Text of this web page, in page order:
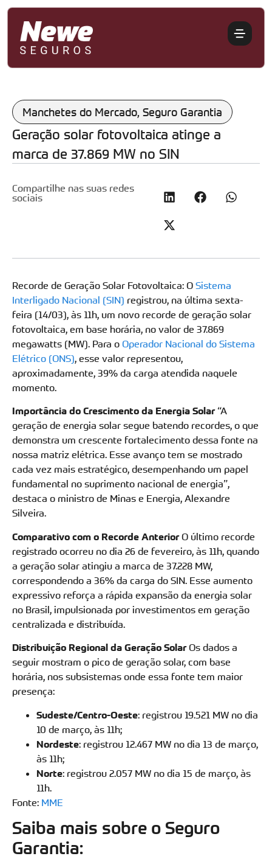
Manchetes do Mercado, Seguro Garantia
Geração solar fotovoltaica atinge a
marca de 37.869 MW no SIN
Compartilhe nas suas redes
sociais
Recorde de Geração Solar Fotovoltaica: O Sistema
Interligado Nacional (SIN) registrou, na última sexta-
feira (14/03), às 11h, um novo recorde de geração solar
fotovoltaica, em base horária, no valor de 37.869
megawatts (MW). Para o Operador Nacional do Sistema
Elétrico (ONS), esse valor representou,
aproximadamente, 39% da carga atendida naquele
momento.
Importância do Crescimento da Energia Solar“A
geração de energia solar segue batendo recordes, o que
demonstra um crescente fortalecimento dessa fonte na
nossa matriz elétrica. Esse avanço tem se mostrado
cada vez mais estratégico, desempenhando um papel
fundamental no suprimento nacional de energia”,
destaca o ministro de Minas e Energia, Alexandre
Silveira.
Comparativo com o Recorde AnteriorO último recorde
registrado ocorreu no dia 26 de fevereiro, às 11h, quando
a geração solar atingiu a marca de 37.228 MW,
correspondendo a 36% da carga do SIN. Esse aumento
expressivo reforça a rápida expansão da energia solar
no Brasil, impulsionada por investimentos em geração
centralizada e distribuída.
Distribuição Regional da Geração SolarOs dados a
seguir mostram o pico de geração solar, com base
horária, nos subsistemas onde essa fonte tem maior
presença:
Sudeste/Centro-Oeste: registrou 19.521 MW no dia
10 de março, às 11h;
Nordeste: registrou 12.467 MW no dia 13 de março,
às 11h;
Norte: registrou 2.057 MW no dia 15 de março, às
11h.
Fonte: MME
Saiba mais sobre o Seguro
Garantia: